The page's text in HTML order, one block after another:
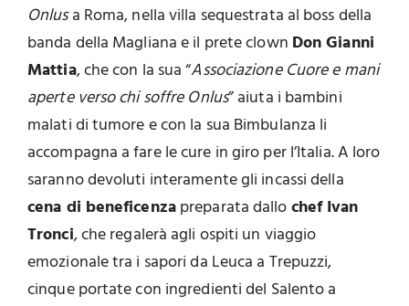
Onlusa Roma, nella villa sequestrata al boss della
banda della Magliana e il prete clown Don Gianni
Mattia, che con la sua “Associazione Cuore e mani
aperte verso chi soffre Onlus” aiuta i bambini
malati di tumore e con la sua Bimbulanza li
accompagna a fare le cure in giro per l’Italia. A loro
saranno devoluti interamente gli incassi della
cena di beneficenzapreparata dallochef Ivan
Tronci, che regalerà agli ospiti un viaggio
emozionale tra i sapori da Leuca a Trepuzzi,
cinque portate con ingredienti del Salento a